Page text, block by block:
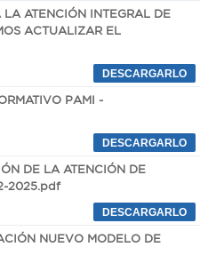
ATENCIÓN INTEGRAL DE
ACTUALIZAR EL
PAMI -
DE LA ATENCIÓN DE
2025.pdf
NUEVO MODELO DE